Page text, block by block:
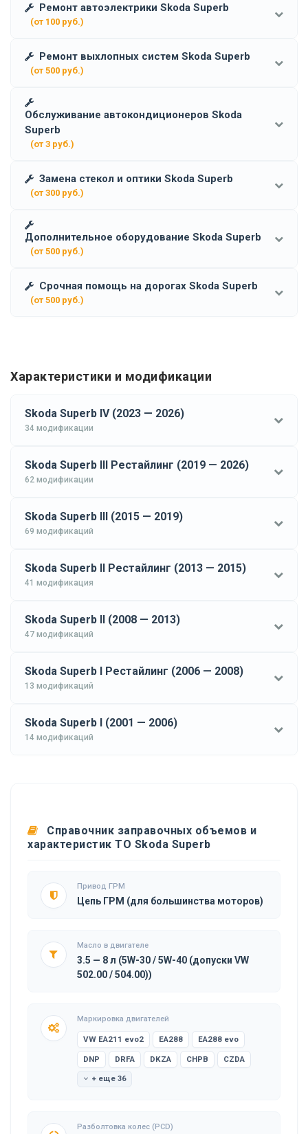
Ремонт автоэлектрики Skoda Superb
(от 100 руб.)
Ремонт выхлопных систем Skoda Superb
(от 500 руб.)
Обслуживание автокондиционеров Skoda
Superb
(от 3 руб.)
Замена стекол и оптики Skoda Superb
(от 300 руб.)
Дополнительное оборудование Skoda Superb
(от 500 руб.)
Срочная помощь на дорогах Skoda Superb
(от 500 руб.)
Характеристики и модификации
Skoda Superb IV (2023 — 2026)
34 модификации
Skoda Superb III Рестайлинг (2019 — 2026)
62 модификации
Skoda Superb III (2015 — 2019)
69 модификаций
Skoda Superb II Рестайлинг (2013 — 2015)
41 модификация
Skoda Superb II (2008 — 2013)
47 модификаций
Skoda Superb I Рестайлинг (2006 — 2008)
13 модификаций
Skoda Superb I (2001 — 2006)
14 модификаций
Справочник заправочных объемов и
характеристик ТО Skoda Superb
Привод ГРМ
Цепь ГРМ (для большинства моторов)
Масло в двигателе
3.5 — 8 л (5W-30 / 5W-40 (допуски VW
502.00 / 504.00))
Маркировка двигателей
VW EA211 evo2 EA288 EA288 evo
DNP DRFA DKZA CHPB CZDA
+ еще 36
Разболтовка колес (PCD)